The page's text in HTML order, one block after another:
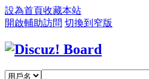
設為首頁收藏本站
開啟輔助訪問 切換到窄版